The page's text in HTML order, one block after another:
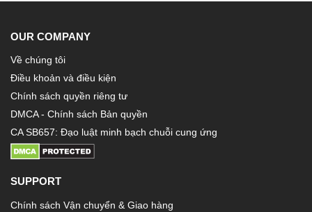
OUR COMPANY
Về chúng tôi
Điều khoản và điều kiện
Chính sách quyền riêng tư
DMCA - Chính sách Bản quyền
CA SB657: Đạo luật minh bạch chuỗi cung ứng
SUPPORT
Chính sách Vận chuyển & Giao hàng